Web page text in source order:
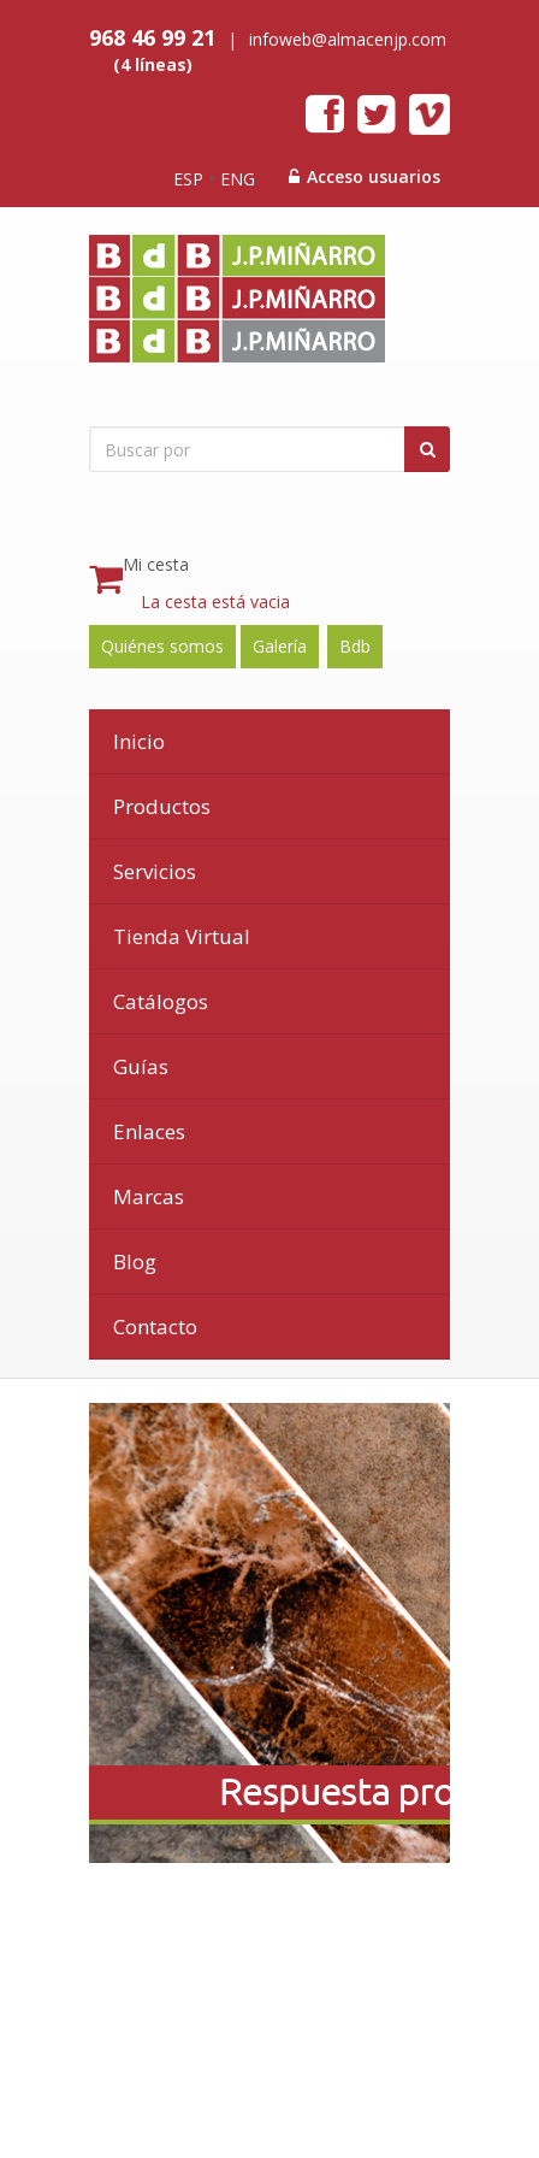
968 46 99 21 |
infoweb@almacenjp.com
(4 líneas)
Acceso usuarios
ESP ENG
Mi cesta
La cesta está vacia
Quiénes somos
Galería Bdb
Inicio
Productos
Servicios
Tienda Virtual
Catálogos
Guías
Enlaces
Marcas
Blog
Contacto